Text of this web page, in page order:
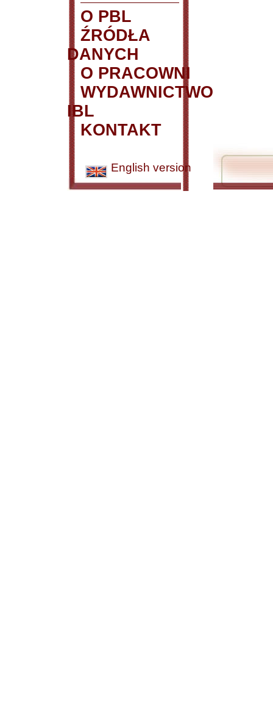
O PBL
ŹRÓDŁA
DANYCH
O PRACOWNI
WYDAWNICTWO
IBL
KONTAKT
English version